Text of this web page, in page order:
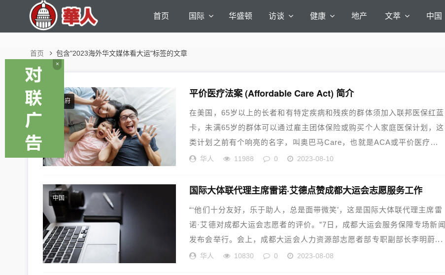
首页 国际 华盛顿 访谈 健康 地产 文萃 中国
首页 包含"2023海外华文媒体看大运"标签的文章
大华府
平价医疗法案 (Affordable Care Act) 简介
在美国，65岁以上的长者和有特定疾病和残疾的群体须加入联邦医保红蓝
卡，未满65岁的群体可以通过雇主团体保险或购买个人家庭医保计划，这
类计划之前有个响亮的名字，叫奥巴马Care，也就是ACA或平价医疗...
华人 11988 0 2023-08-10
中国
国际大体联代理主席雷诺·艾德点赞成都大运会志愿服务工作
“‘他们十分友好，乐于助人，总是面带微笑’，这是国际大体联代理主席雷
诺·艾德对成都大运会志愿者的评价。”7日，成都大运会服务保障专场新闻
发布会举行。会上，成都大运会人力资源部志愿者部专职副部长李明蔚...
华人 10830 0 2023-08-08
×